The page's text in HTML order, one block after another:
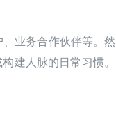
业务合作伙伴等。然
建人脉的日常习惯。